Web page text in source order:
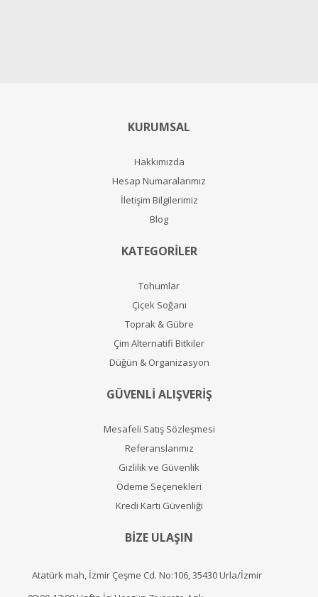
KURUMSAL
Hakkımızda
Hesap Numaralarımız
İletişim Bilgilerimiz
Blog
KATEGORİLER
Tohumlar
Çiçek Soğanı
Toprak & Gübre
Çim Alternatifi Bitkiler
Düğün & Organizasyon
GÜVENLİ ALIŞVERİŞ
Mesafeli Satış Sözleşmesi
Referanslarımız
Gizlilik ve Güvenlik
Ödeme Seçenekleri
Kredi Kartı Güvenliği
BİZE ULAŞIN
Atatürk mah, İzmir Çeşme Cd. No:106, 35430 Urla/İzmir